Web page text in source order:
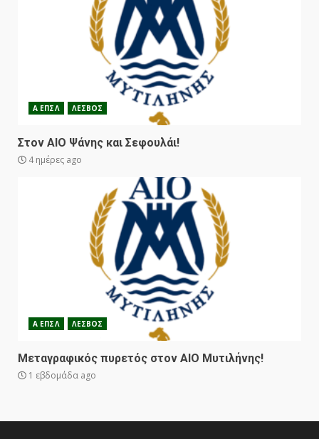
Α ΕΠΣΛ ΛΕΣΒΟΣ
Στον ΑΙΟ Ψάνης και Σεφουλάι!
4 ημέρες ago
Α ΕΠΣΛ ΛΕΣΒΟΣ
Μεταγραφικός πυρετός στον ΑΙΟ Μυτιλήνης!
1 εβδομάδα ago